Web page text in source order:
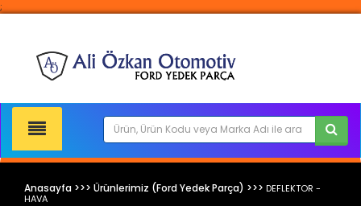
;
Anasayfa >>> Ürünlerimiz (Ford Yedek Parça) >>> DEFLEKTOR -
HAVA